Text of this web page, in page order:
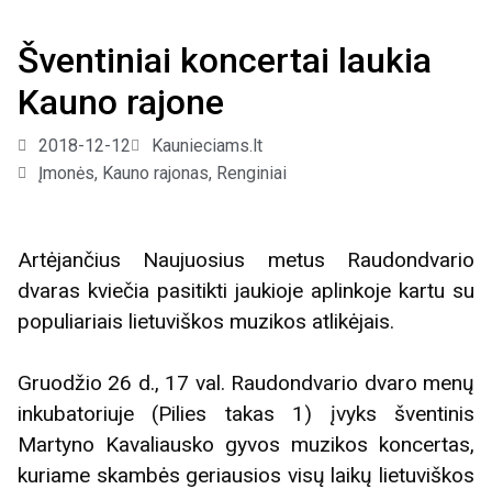
Šventiniai koncertai laukia
Kauno rajone
2018-12-12
Kaunieciams.lt
Įmonės, Kauno rajonas, Renginiai
Artėjančius Naujuosius metus Raudondvario
dvaras kviečia pasitikti jaukioje aplinkoje kartu su
populiariais lietuviškos muzikos atlikėjais.
Gruodžio 26 d., 17 val. Raudondvario dvaro menų
inkubatoriuje (Pilies takas 1) įvyks šventinis
Martyno Kavaliausko gyvos muzikos koncertas,
kuriame skambės geriausios visų laikų lietuviškos